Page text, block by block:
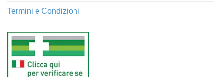
Termini e Condizioni